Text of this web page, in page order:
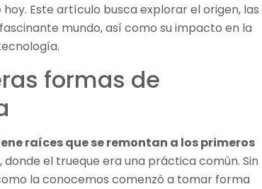
Este artículo busca explorar el origen, las
mundo, así como su impacto en la
formas de
raíces que se remontan a los primeros
, donde el trueque era una práctica común. Sin
la conocemos comenzó a tomar forma